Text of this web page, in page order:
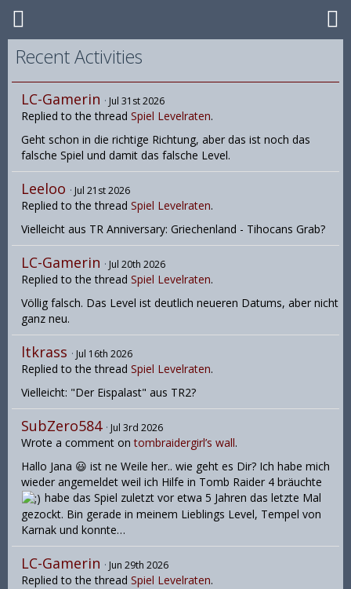
Recent Activities
LC-Gamerin Jul 31st 2026
Replied to the thread Spiel Levelraten.
Geht schon in die richtige Richtung, aber das ist noch das
falsche Spiel und damit das falsche Level.
Leeloo Jul 21st 2026
Replied to the thread Spiel Levelraten.
Vielleicht aus TR Anniversary: Griechenland - Tihocans Grab?
LC-Gamerin Jul 20th 2026
Replied to the thread Spiel Levelraten.
Völlig falsch. Das Level ist deutlich neueren Datums, aber nicht
ganz neu.
ltkrass Jul 16th 2026
Replied to the thread Spiel Levelraten.
Vielleicht: "Der Eispalast" aus TR2?
SubZero584 Jul 3rd 2026
Wrote a comment ontombraidergirl’s wall.
Hallo Jana 😃 ist ne Weile her.. wie geht es Dir? Ich habe mich
wieder angemeldet weil ich Hilfe in Tomb Raider 4 bräuchte
habe das Spiel zuletzt vor etwa 5 Jahren das letzte Mal
gezockt. Bin gerade in meinem Lieblings Level, Tempel von
Karnak und konnte…
LC-Gamerin Jun 29th 2026
Replied to the thread Spiel Levelraten.